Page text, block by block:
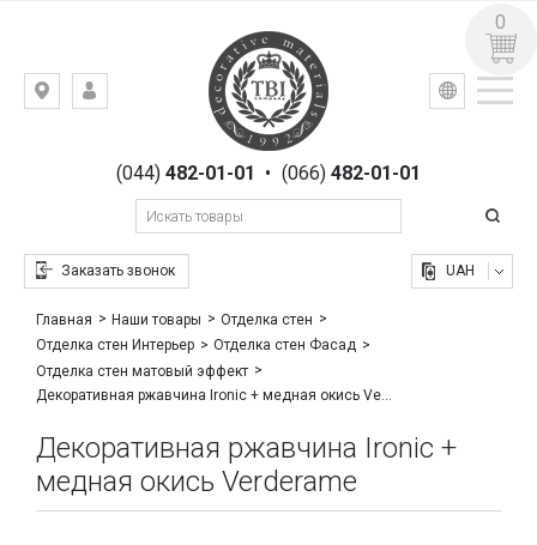
Киев,
Гоголевская,(044)482-01-01 • (066) 482-01-01
Заказать звонок
УКР РУС
UAH
0
Главная Наши товары
Отделка стен
Отделка стен Интерьер
Отделка стен Фасад
Отделка стен матовый эффект
Декоративная ржавчина Ironic +
медная окись Verderame